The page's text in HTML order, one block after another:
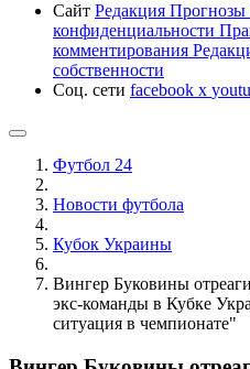
Сайт Редакция Прогнозы
конфиденциальности
комментирования
собственности
Соц. сети facebook x
Футбол 24
Новости футбола
Кубок Украины
Вингер Буковины
экс-команды в Кубке
ситуация в чемпионате"